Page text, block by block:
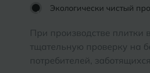
Экологически чистый
При производстве плитки
тщательную проверку на
потребителей,